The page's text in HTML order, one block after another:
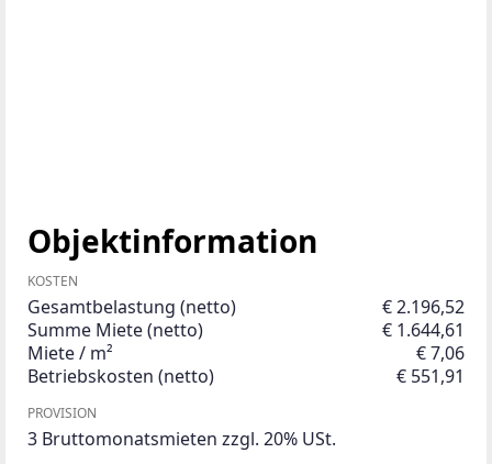
Objektinformation
KOSTEN
Gesamtbelastung (netto)
€ 2.196,52
Summe Miete (netto)
€ 1.644,61
Miete / m²
€ 7,06
Betriebskosten (netto)
€ 551,91
PROVISION
3 Bruttomonatsmieten zzgl. 20% USt.